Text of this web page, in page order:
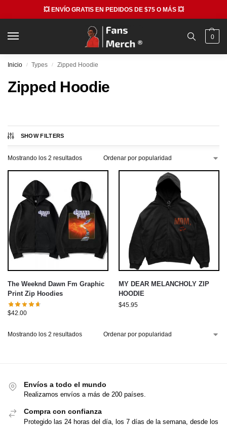
💥 ENVÍO GRATIS EN PEDIDOS DE $75 O MÁS 💥
0
Inicio / Types / Zipped Hoodie
Zipped Hoodie
SHOW FILTERS
Mostrando los 2 resultados
The Weeknd Dawn Fm Graphic
Print Zip Hoodies
$42.00
MY DEAR MELANCHOLY ZIP
HOODIE
$45.95
Mostrando los 2 resultados
Envíos a todo el mundo
Realizamos envíos a más de 200 países.
Compra con confianza
Protegido las 24 horas del día, los 7 días de la semana, desde los